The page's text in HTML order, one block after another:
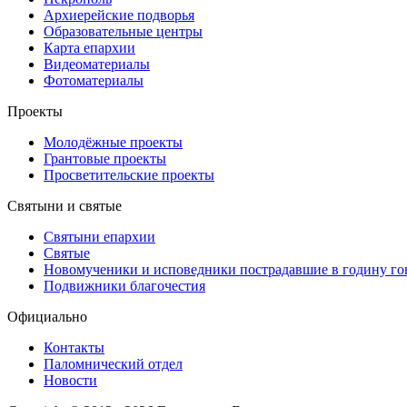
Архиерейские подворья
Образовательные центры
Карта епархии
Видеоматериалы
Фотоматериалы
Проекты
Молодёжные проекты
Грантовые проекты
Просветительские проекты
Святыни и святые
Святыни епархии
Святые
Новомученики и исповедники пострадавшие в годину
Подвижники благочестия
Официально
Контакты
Паломнический отдел
Новости